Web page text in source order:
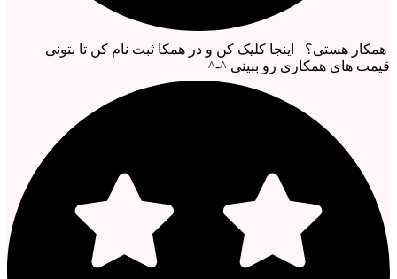
همکار هستی؟ اینجا کلیک کن و در همکا ثبت نام کن تا بتونی
قیمت های همکاری رو ببینی ^-^